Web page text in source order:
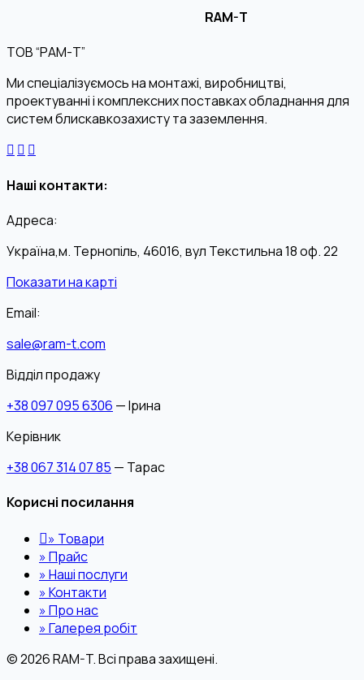
RAM-T
ТОВ “РАМ-Т”
Ми спеціалізуємось на монтажі, виробництві,
проектуванні і комплексних поставках обладнання для
систем блискавкозахисту та заземлення.
Наші контакти:
Адреса:
Україна,м. Тернопіль, 46016, вул Текстильна 18 оф. 22
Показати на карті
Email:
sale@ram-t.com
Відділ продажу
+38 097 095 6306 — Ірина
Керівник
+38 067 314 07 85 — Тарас
Корисні посилання
» Товари
»Прайс
»Наші послуги
»Контакти
»Про нас
»Галерея робіт
© 2026 RAM-T. Всі права захищені.